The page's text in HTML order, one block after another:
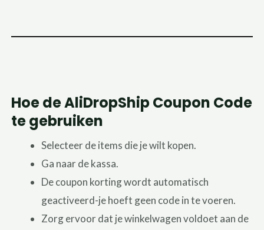
Hoe de AliDropShip Coupon Code
te gebruiken
Selecteer de items die je wilt kopen.
Ga naar de kassa.
De coupon korting wordt automatisch
geactiveerd-je hoeft geen code in te voeren.
Zorg ervoor dat je winkelwagen voldoet aan de